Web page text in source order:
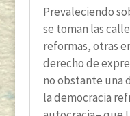
Prevaleciendo
se toman las
reformas, otras
derecho de
no obstante una
la democracia